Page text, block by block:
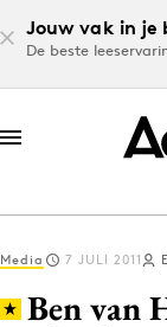
Jouw vak in je
De beste
Log in
Media 7 JULI 2011
Ben van